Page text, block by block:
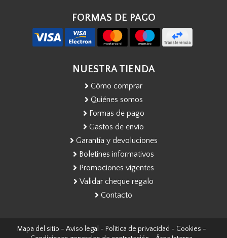
FORMAS DE PAGO
NUESTRA TIENDA
Cómo comprar
Quiénes somos
Formas de pago
Gastos de envío
Garantía y devoluciones
Boletines informativos
Promociones vigentes
Validar cheque regalo
Contacto
Mapa del sitio - Aviso legal - Política de privacidad - Cookies -